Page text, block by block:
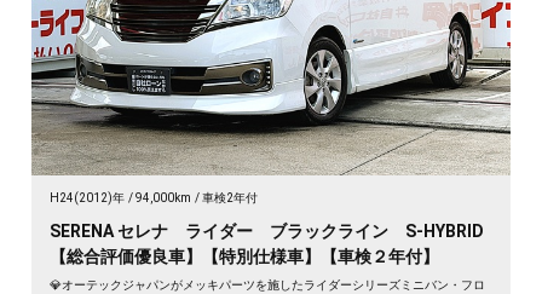
H24(2012)年 94,000km 車検2年付
SERENA セレナ ライダー ブラックライン S-HYBRID
【総合評価優良車】【特別仕様車】【車検２年付】
💎オーテックジャパンがメッキパーツを施したライダーシリーズミニバン・フロ